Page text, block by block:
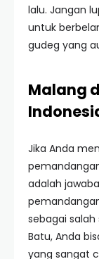
lalu. Jangan
untuk
gudeg yang
Malang
Jika Anda
adalah
sebagai
Batu, Anda
yang sangat